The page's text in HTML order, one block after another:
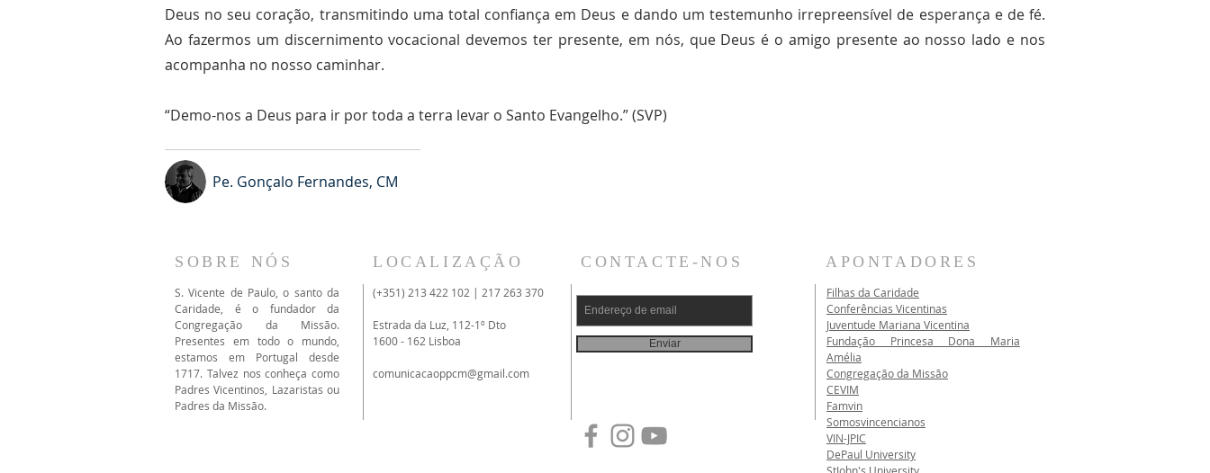
Deus no seu coração, transmitindo uma total confiança em Deus e dando um testemunho irrepreensível de esperança e de fé.
Ao fazermos um discernimento vocacional devemos ter presente, em nós, que Deus é o amigo presente ao nosso lado e nos
acompanha no nosso caminhar.
“Demo-nos a Deus para ir por toda a terra levar o Santo Evangelho.” (SVP)
Pe. Gonçalo Fernandes, CM
SOBRE NÓS
S. Vicente de Paulo, o santo da
Caridade, é o fundador da
Congregação da Missão.
Presentes em todo o mundo,
estamos em Portugal desde
1717. Talvez nos conheça como
Padres Vicentinos, Lazaristas ou
Padres da Missão.
LOCALIZAÇÃO
(+351) 213 422 102 | 217 263 370
Estrada da Luz, 112-1º Dto
1600 - 162 Lisboa
comunicacaoppcm@gmail.com
CONTACTE-NOS
Enviar
APONTADORES
Filhas da Caridade
Conferências Vicentinas
Juventude Mariana Vicentina
Fundação Princesa Dona Maria
Amélia
Congregação da Missão
CEVIM
Famvin
Somosvincencianos
VIN-JPIC
DePaul University